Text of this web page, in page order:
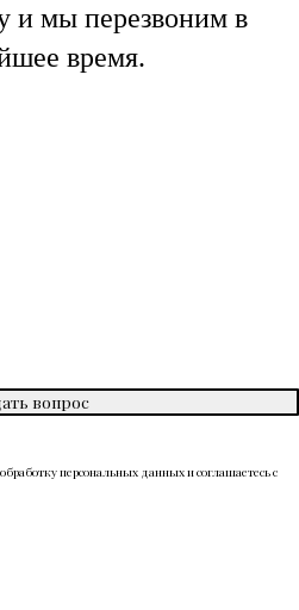
и мы перезвоним в
время.
вопрос
персональных данных и соглашаетесь c